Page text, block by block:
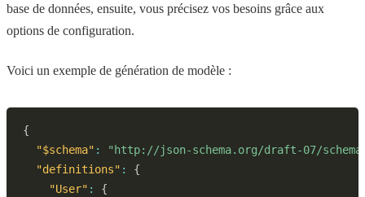
base de données, ensuite, vous précisez vos besoins grâce aux
options de configuration.
Voici un exemple de génération de modèle :
{
"$schema" :
"http://json-schema.org/draft-07/
"definitions" :
{
"User" :
{